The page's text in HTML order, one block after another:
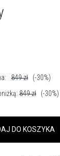
849zł
(-30%)
849zł (-30%)
DO KOSZYKA